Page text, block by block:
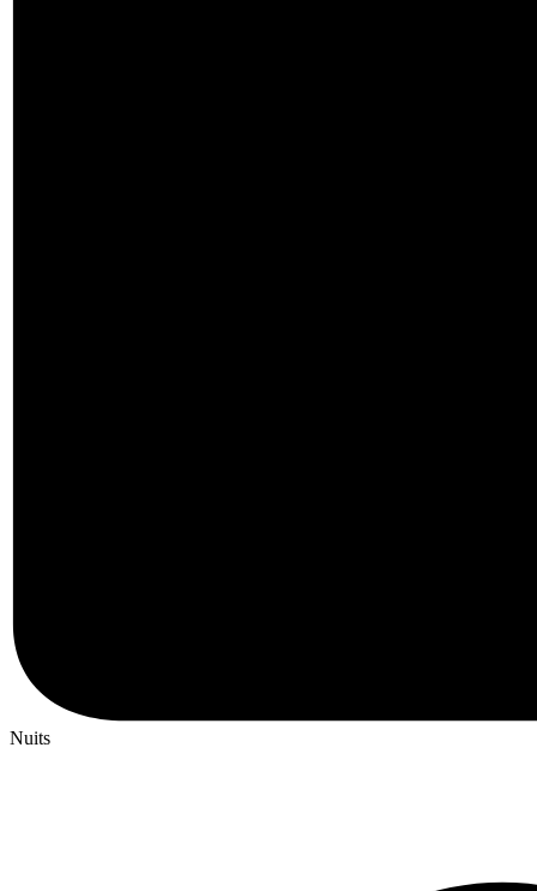
Nuits